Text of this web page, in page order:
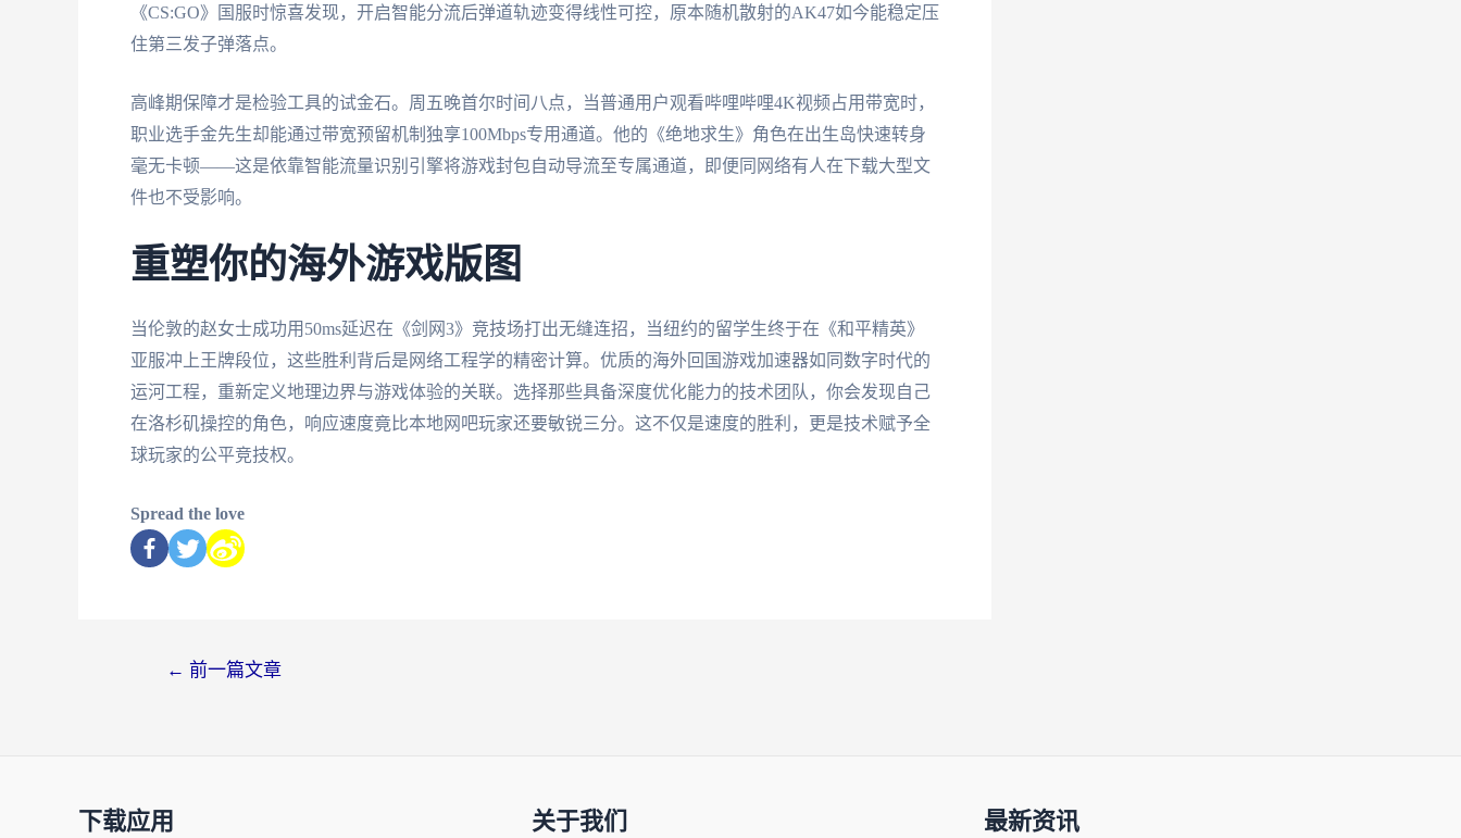
《CS:GO》国服时惊喜发现，开启智能分流后弹道轨迹变得线性可控，原本随机散射的AK47如今能稳定压
住第三发子弹落点。
高峰期保障才是检验工具的试金石。周五晚首尔时间八点，当普通用户观看哔哩哔哩4K视频占用带宽时，
职业选手金先生却能通过带宽预留机制独享100Mbps专用通道。他的《绝地求生》角色在出生岛快速转身
毫无卡顿——这是依靠智能流量识别引擎将游戏封包自动导流至专属通道，即便同网络有人在下载大型文
件也不受影响。
重塑你的海外游戏版图
当伦敦的赵女士成功用50ms延迟在《剑网3》竞技场打出无缝连招，当纽约的留学生终于在《和平精英》
亚服冲上王牌段位，这些胜利背后是网络工程学的精密计算。优质的海外回国游戏加速器如同数字时代的
运河工程，重新定义地理边界与游戏体验的关联。选择那些具备深度优化能力的技术团队，你会发现自己
在洛杉矶操控的角色，响应速度竟比本地网吧玩家还要敏锐三分。这不仅是速度的胜利，更是技术赋予全
球玩家的公平竞技权。
Spread the love
← 前一篇文章
下载应用 关于我们 最新资讯